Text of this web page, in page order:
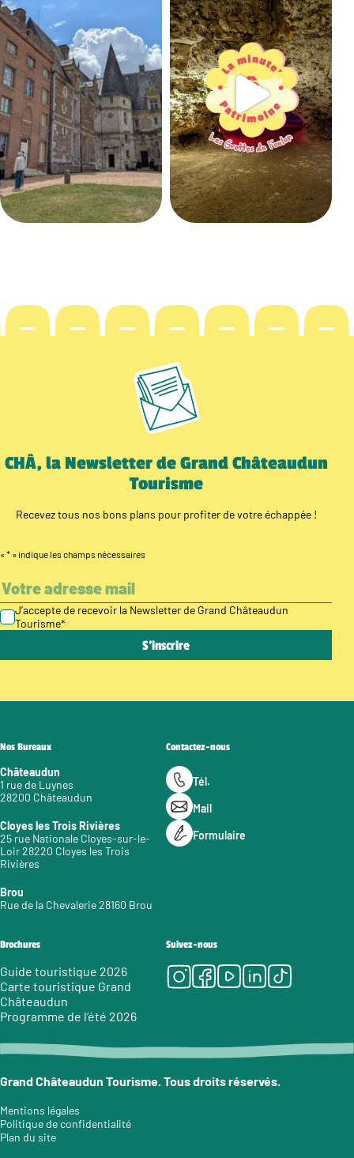
CHÂ, la Newsletter de Grand Châteaudun
Tourisme
Recevez tous nos bons plans pour profiter de votre échappée !
« * » indique les champs nécessaires
J’accepte de recevoir la Newsletter de Grand Châteaudun
Tourisme*
Nos Bureaux
Châteaudun
1 rue de Luynes
28200 Châteaudun
Cloyes les Trois Rivières
25 rue Nationale Cloyes-sur-le-
Loir 28220 Cloyes les Trois
Rivières
Brou
Rue de la Chevalerie 28160 Brou
Contactez-nous
Tél.
Mail
Formulaire
Brochures
Guide touristique 2026
Carte touristique Grand
Châteaudun
Programme de l’été 2026
Suivez-nous
Instagram
Facebook
Youtube
LinkedIn
Tiktok
Grand Châteaudun Tourisme. Tous droits réservés.
Mentions légales
Politique de confidentialité
Plan du site